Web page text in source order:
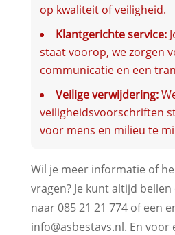
op kwaliteit of veiligheid.
Klantgerichte service:
staat voorop, we zorgen
communicatie en een
Veilige verwijdering:
veiligheidsvoorschriften
voor mens en milieu te
Wil je meer informatie of
vragen? Je kunt altijd
naar 085 21 21 774 of een
info@asbestavs.nl. En voor